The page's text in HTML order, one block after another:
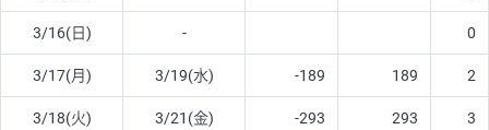
3/16(日) - 0
3/17(月) 3/19(水) -189 189 2
3/18(火) 3/21(金) -293 293 3